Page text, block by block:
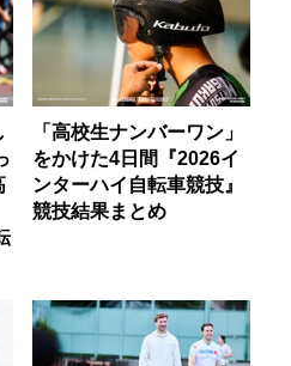
「高校生ナンバーワン」
をかけた4日間『2026イ
ンターハイ自転車競技』
競技結果まとめ